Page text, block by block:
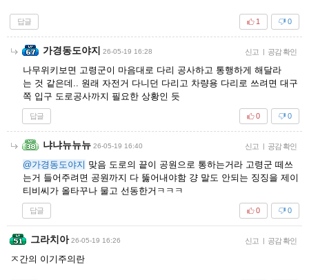
답글 0
1
가경동도야지 26-05-19 16:28 신고 | 공감 확인
나무위키보면 고령군이 마음대로 다리 공사하고 통행하게 해달라
는 것 같은데.. 원래 자전거 다니던 다리고 차량용 다리로 쓰려면 대구
쪽 입구 도로공사까지 필요한 상황인 듯
답글 0
0
냐냐뉴뉴뉴 26-05-19 16:40 신고 | 공감 확인
@가경동도야지 맞음 도로의 끝이 공원으로 통하는거라 고령군 떼쓰
는거 들어주려면 공원까지 다 뚫어내야함 걍 말도 안되는 징징을 제이
티비씨가 올타꾸나 물고 선동한거ㅋㅋㅋ
답글 0
0
그라치아 26-05-19 16:26 신고 | 공감 확인
ㅈ간의 이기주의란